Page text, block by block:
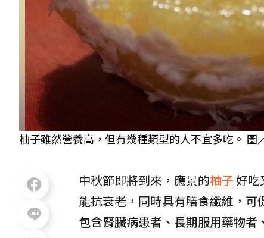
柚子雖然營養高，但有幾種類型的人不宜多吃。 圖
中秋節即將到來，應景的柚子好吃
能抗衰老，同時具有膳食纖維，可
包含腎臟病患者、長期服用藥物者